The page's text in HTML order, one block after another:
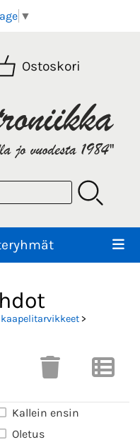
▼
Ostoskori
>
Kallein ensin
Oletus